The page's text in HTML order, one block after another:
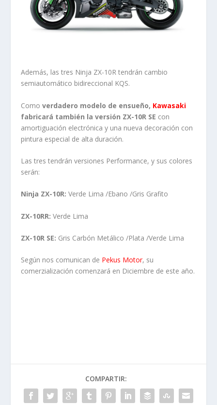
Además, las tres Ninja ZX-10R tendrán cambio
semiautomático bidireccional KQS.
Como verdadero modelo de ensueño, Kawasaki
fabricará también la versión ZX-10R SE con
amortiguación electrónica y una nueva decoración con
pintura especial de alta duración.
Las tres tendrán versiones Performance, y sus colores
serán:
Ninja ZX-10R: Verde Lima /Ebano /Gris Grafito
ZX-10RR: Verde Lima
ZX-10R SE: Gris Carbón Metálico /Plata /Verde Lima
Según nos comunican de Pekus Motor, su
comerzialización comenzará en Diciembre de este año.
COMPARTIR: